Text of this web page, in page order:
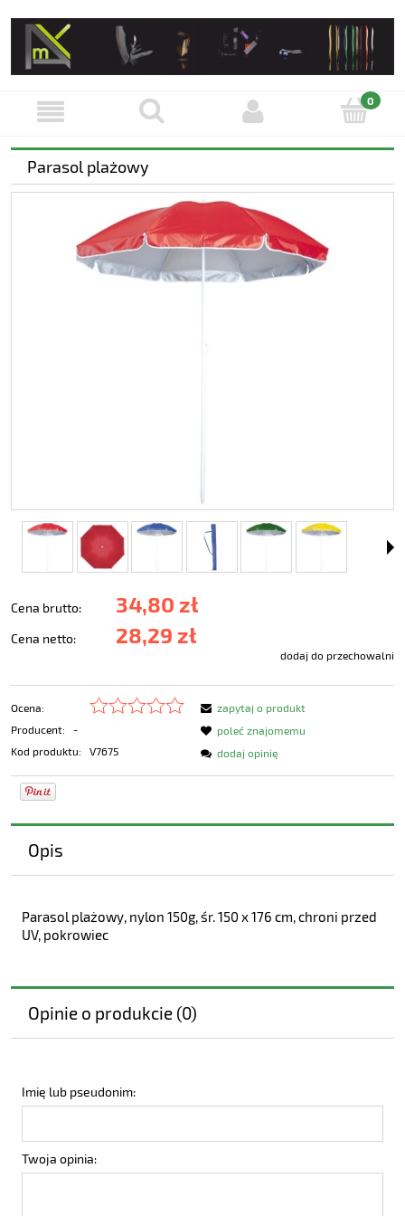
Parasol plażowy
Cena brutto: 34,80 zł
Cena netto: 28,29 zł
dodaj do przechowalni
Ocena:
Producent:
-
Kod produktu:
V7675
zapytaj o produkt
poleć znajomemu
dodaj opinię
Opis
Parasol plażowy, nylon 150g, śr. 150 x 176 cm, chroni przed
UV, pokrowiec
Opinie o produkcie (0)
Imię lub pseudonim:
Twoja opinia: